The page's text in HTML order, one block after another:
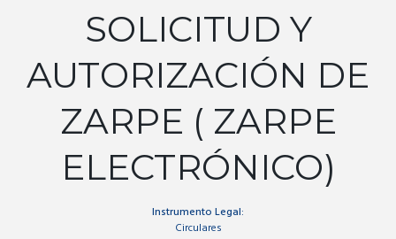
SOLICITUD Y
AUTORIZACIÓN DE
ZARPE ( ZARPE
ELECTRÓNICO)
Instrumento Legal:
Circulares